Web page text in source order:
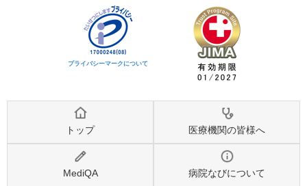
プライバシーマークについて
トップ 医療機関の皆様へ
MediQA 病院なびについて